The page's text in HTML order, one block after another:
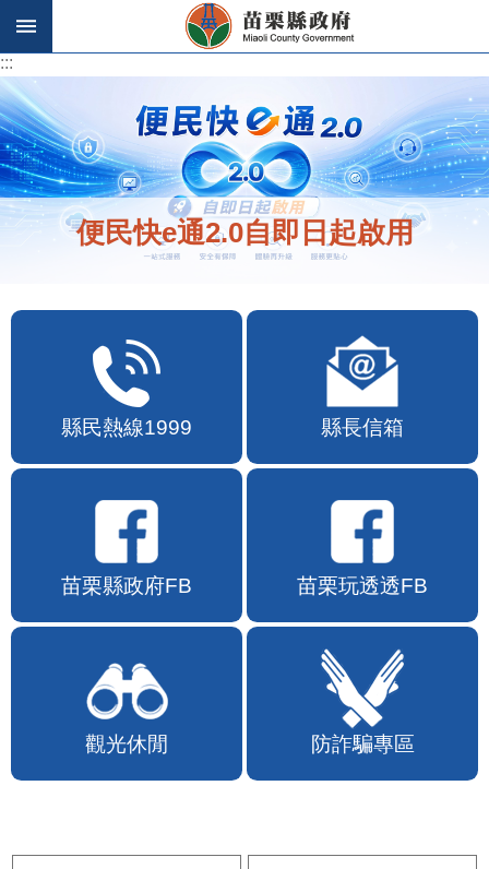
跳到主要內容區塊
:::
:::
便民快e通2.0自即日起啟用
縣民熱線1999 縣長信箱
苗栗縣政府FB 苗栗玩透透FB
觀光休閒 防詐騙專區